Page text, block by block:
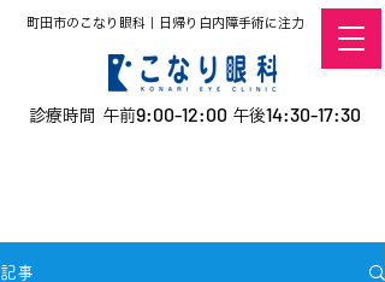
町田市のこなり眼科｜日帰り白内障手術に注力
診療時間 午前9:00-12:00 午後14:30-17:30
記事